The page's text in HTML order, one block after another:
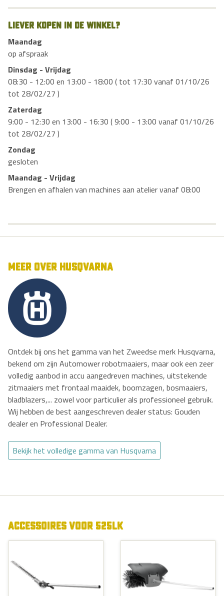
Liever kopen in de winkel?
Maandag
op afspraak
Dinsdag - Vrijdag
08:30 - 12:00 en 13:00 - 18:00 ( tot 17:30 vanaf 01/10/26
tot 28/02/27 )
Zaterdag
9:00 - 12:30 en 13:00 - 16:30 ( 9:00 - 13:00 vanaf 01/10/26
tot 28/02/27 )
Zondag
gesloten
Maandag - Vrijdag
Brengen en afhalen van machines aan atelier vanaf 08:00
MEER OVER HUSQVARNA
Ontdek bij ons het gamma van het Zweedse merk Husqvarna,
bekend om zijn Automower robotmaaiers, maar ook een zeer
volledig aanbod in accu aangedreven machines, uitstekende
zitmaaiers met frontaal maaidek, boomzagen, bosmaaiers,
bladblazers,... zowel voor particulier als professioneel gebruik.
Wij hebben de best aangeschreven dealer status: Gouden
dealer en Professional Dealer.
Bekijk het volledige gamma van Husqvarna
ACCESSOIRES VOOR 525LK